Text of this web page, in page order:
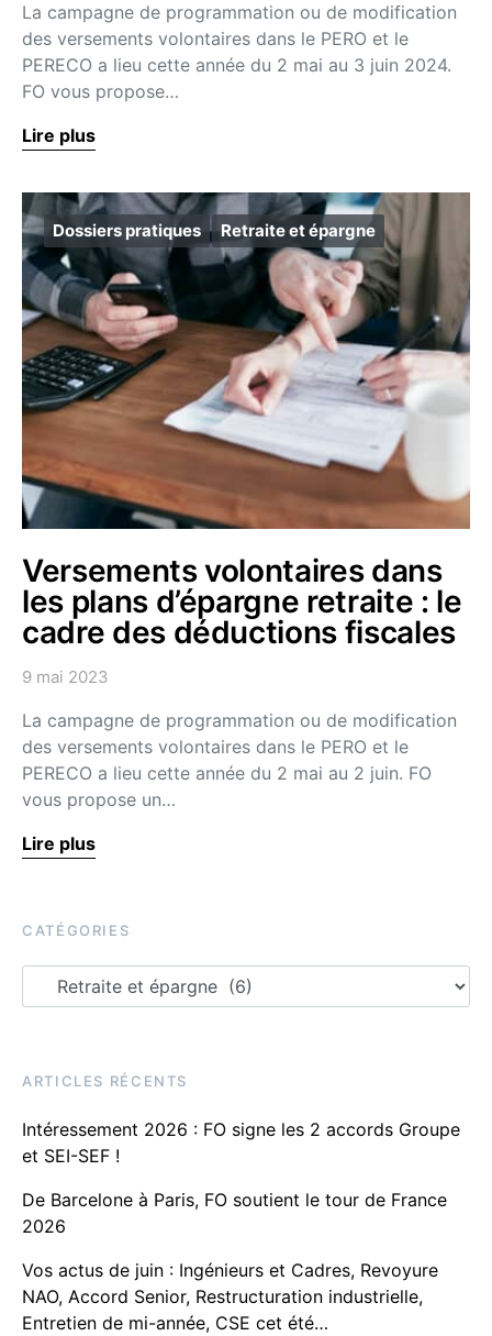
La campagne de programmation ou de modification
des versements volontaires dans le PERO et le
PERECO a lieu cette année du 2 mai au 3 juin 2024.
FO vous propose…
Lire plus
Dossiers pratiques Retraite et épargne
Versements volontaires dans
les plans d’épargne retraite : le
cadre des déductions fiscales
9 mai 2023
La campagne de programmation ou de modification
des versements volontaires dans le PERO et le
PERECO a lieu cette année du 2 mai au 2 juin. FO
vous propose un…
Lire plus
CATÉGORIES
ARTICLES RÉCENTS
Intéressement 2026 : FO signe les 2 accords Groupe
et SEI-SEF !
De Barcelone à Paris, FO soutient le tour de France
2026
Vos actus de juin : Ingénieurs et Cadres, Revoyure
NAO, Accord Senior, Restructuration industrielle,
Entretien de mi-année, CSE cet été…